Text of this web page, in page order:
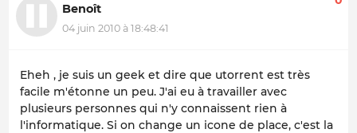
Benoît
04 juin 2010 à 18:48:41
Eheh , je suis un geek et dire que utorrent est très
facile m'étonne un peu. J'ai eu à travailler avec
plusieurs personnes qui n'y connaissent rien à
l'informatique. Si on change un icone de place, c'est la